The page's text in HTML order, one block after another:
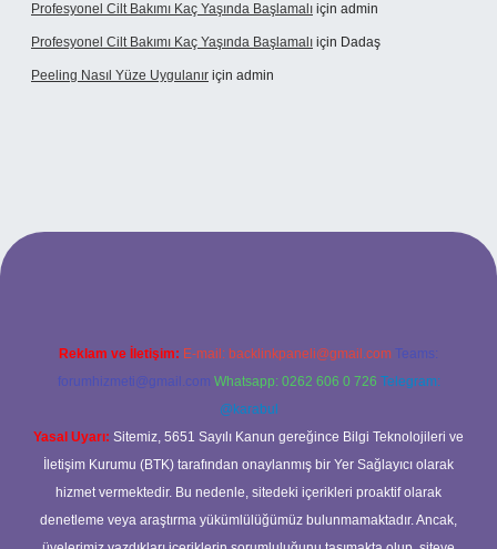
Profesyonel Cilt Bakımı Kaç Yaşında Başlamalı için admin
Profesyonel Cilt Bakımı Kaç Yaşında Başlamalı için Dadaş
Peeling Nasıl Yüze Uygulanır için admin
Reklam ve İletişim: E-mail: backlinkpaneli@gmail.com Teams:
forumhizmeti@gmail.com Whatsapp: 0262 606 0 726 Telegram:
@karabul
Yasal Uyarı: Sitemiz, 5651 Sayılı Kanun gereğince Bilgi Teknolojileri ve
İletişim Kurumu (BTK) tarafından onaylanmış bir Yer Sağlayıcı olarak
hizmet vermektedir. Bu nedenle, sitedeki içerikleri proaktif olarak
denetleme veya araştırma yükümlülüğümüz bulunmamaktadır. Ancak,